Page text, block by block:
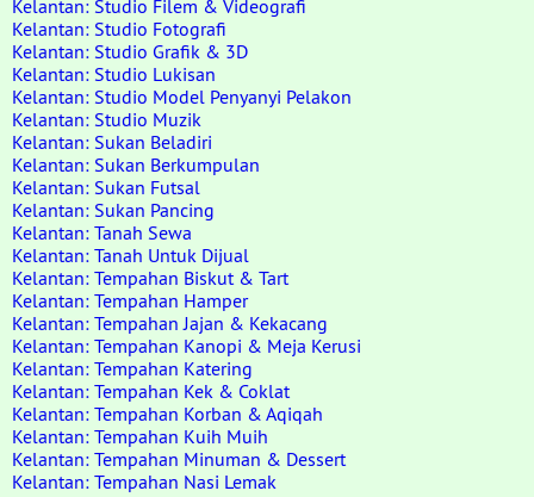
Kelantan: Studio Filem & Videografi
Kelantan: Studio Fotografi
Kelantan: Studio Grafik & 3D
Kelantan: Studio Lukisan
Kelantan: Studio Model Penyanyi Pelakon
Kelantan: Studio Muzik
Kelantan: Sukan Beladiri
Kelantan: Sukan Berkumpulan
Kelantan: Sukan Futsal
Kelantan: Sukan Pancing
Kelantan: Tanah Sewa
Kelantan: Tanah Untuk Dijual
Kelantan: Tempahan Biskut & Tart
Kelantan: Tempahan Hamper
Kelantan: Tempahan Jajan & Kekacang
Kelantan: Tempahan Kanopi & Meja Kerusi
Kelantan: Tempahan Katering
Kelantan: Tempahan Kek & Coklat
Kelantan: Tempahan Korban & Aqiqah
Kelantan: Tempahan Kuih Muih
Kelantan: Tempahan Minuman & Dessert
Kelantan: Tempahan Nasi Lemak